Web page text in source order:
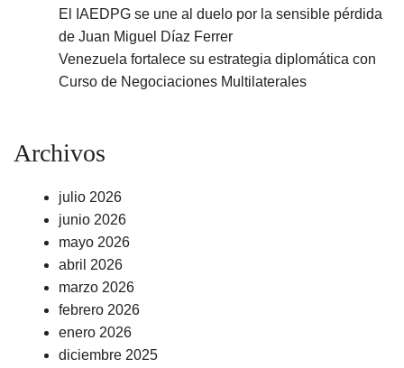
El IAEDPG se une al duelo por la sensible pérdida
de Juan Miguel Díaz Ferrer
Venezuela fortalece su estrategia diplomática con
Curso de Negociaciones Multilaterales
Archivos
julio 2026
junio 2026
mayo 2026
abril 2026
marzo 2026
febrero 2026
enero 2026
diciembre 2025